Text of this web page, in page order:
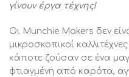
γίνουν έργα τέχνης!
Οι Munchie Makers δεν
μικροσκοπικοί
κάποτε ζούσαν σε ένα
φτιαγμένη από καρότα,